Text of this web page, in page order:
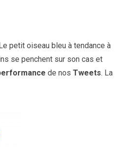
petit oiseau bleu à tendance à
se penchent sur son cas et
de nos Tweets. La